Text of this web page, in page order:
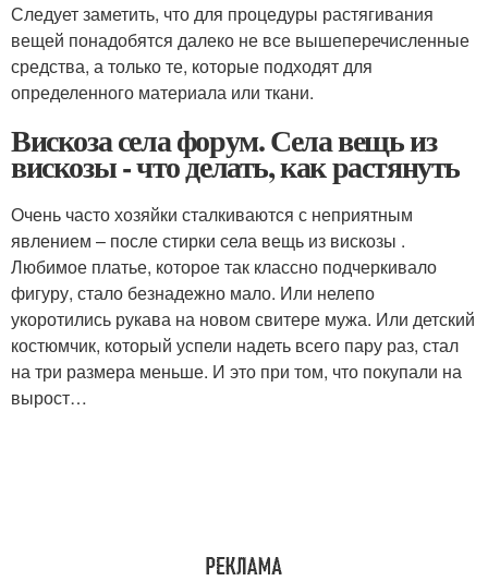
Следует заметить, что для процедуры растягивания
вещей понадобятся далеко не все вышеперечисленные
средства, а только те, которые подходят для
определенного материала или ткани.
Вискоза села форум. Села вещь из
вискозы - что делать, как растянуть
Очень часто хозяйки сталкиваются с неприятным
явлением – после стирки села вещь из вискозы .
Любимое платье, которое так классно подчеркивало
фигуру, стало безнадежно мало. Или нелепо
укоротились рукава на новом свитере мужа. Или детский
костюмчик, который успели надеть всего пару раз, стал
на три размера меньше. И это при том, что покупали на
вырост…